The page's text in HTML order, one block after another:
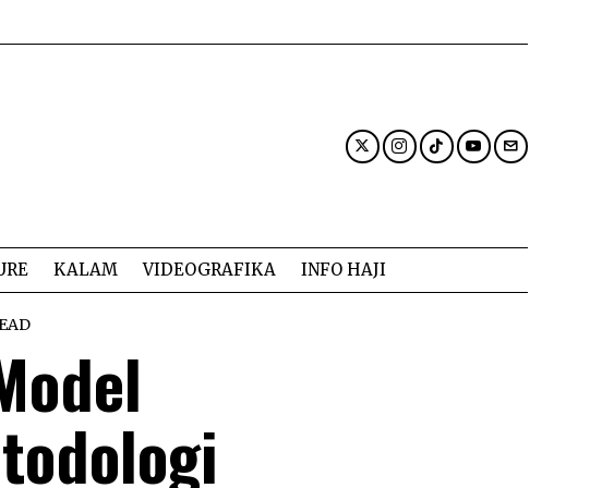
KALAM VIDEOGRAFIKA INFO HAJI